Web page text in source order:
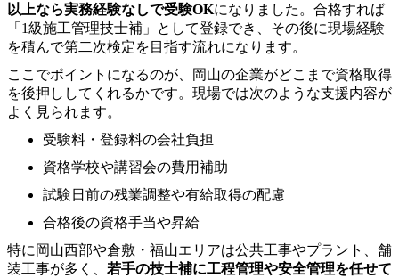
以上なら実務経験なしで受験OKになりました。合格すれば
「1級施工管理技士補」として登録でき、その後に現場経験
を積んで第二次検定を目指す流れになります。
ここでポイントになるのが、岡山の企業がどこまで資格取得
を後押ししてくれるかです。現場では次のような支援内容が
よく見られます。
受験料・登録料の会社負担
資格学校や講習会の費用補助
試験日前の残業調整や有給取得の配慮
合格後の資格手当や昇給
特に岡山西部や倉敷・福山エリアは公共工事やプラント、舗
装工事が多く、 若手の技士補に工程管理や安全管理を任せて